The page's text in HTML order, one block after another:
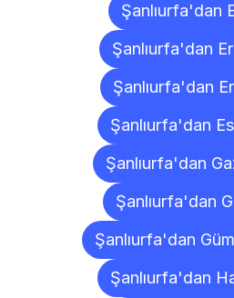
Şanlıurfa'dan
Şanlıurfa'dan
Şanlıurfa'dan
Şanlıurfa'dan
Şanlıurfa'dan
Şanlıurfa'dan
Şanlıurfa'dan
Şanlıurfa'dan